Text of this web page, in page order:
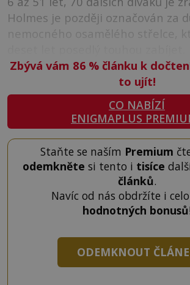
Holmes je později označován za
nemocného osamělého střelce,
Zbývá vám 86 %článku k
to ujít!
CO NABÍZÍ
ENIGMAPLUS
Staňte se naším Premium
odemkněte si tento i tisíce
článků.
Navíc od nás obdržíte i
hodnotných bonusů!
ODEMKNOUT